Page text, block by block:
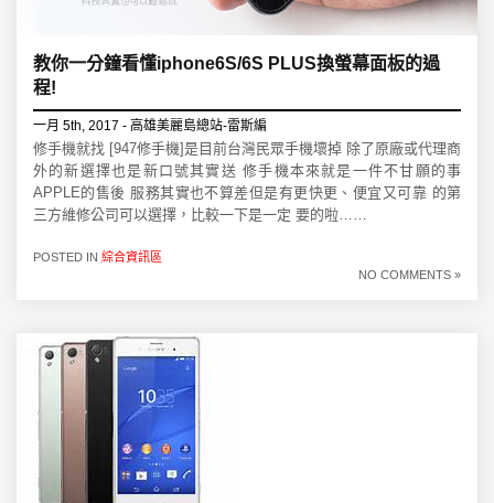
教你一分鐘看懂iphone6S/6S PLUS換螢幕面板的過
程!
一月 5th, 2017 - 高雄美麗島總站-雷斯編
修手機就找 [947修手機]是目前台灣民眾手機壞掉 除了原廠或代理商
外的新選擇也是新口號其實送 修手機本來就是一件不甘願的事
APPLE的售後 服務其實也不算差但是有更快更、便宜又可靠 的第
三方維修公司可以選擇，比較一下是一定 要的啦……
POSTED IN 綜合資訊區
NO COMMENTS »